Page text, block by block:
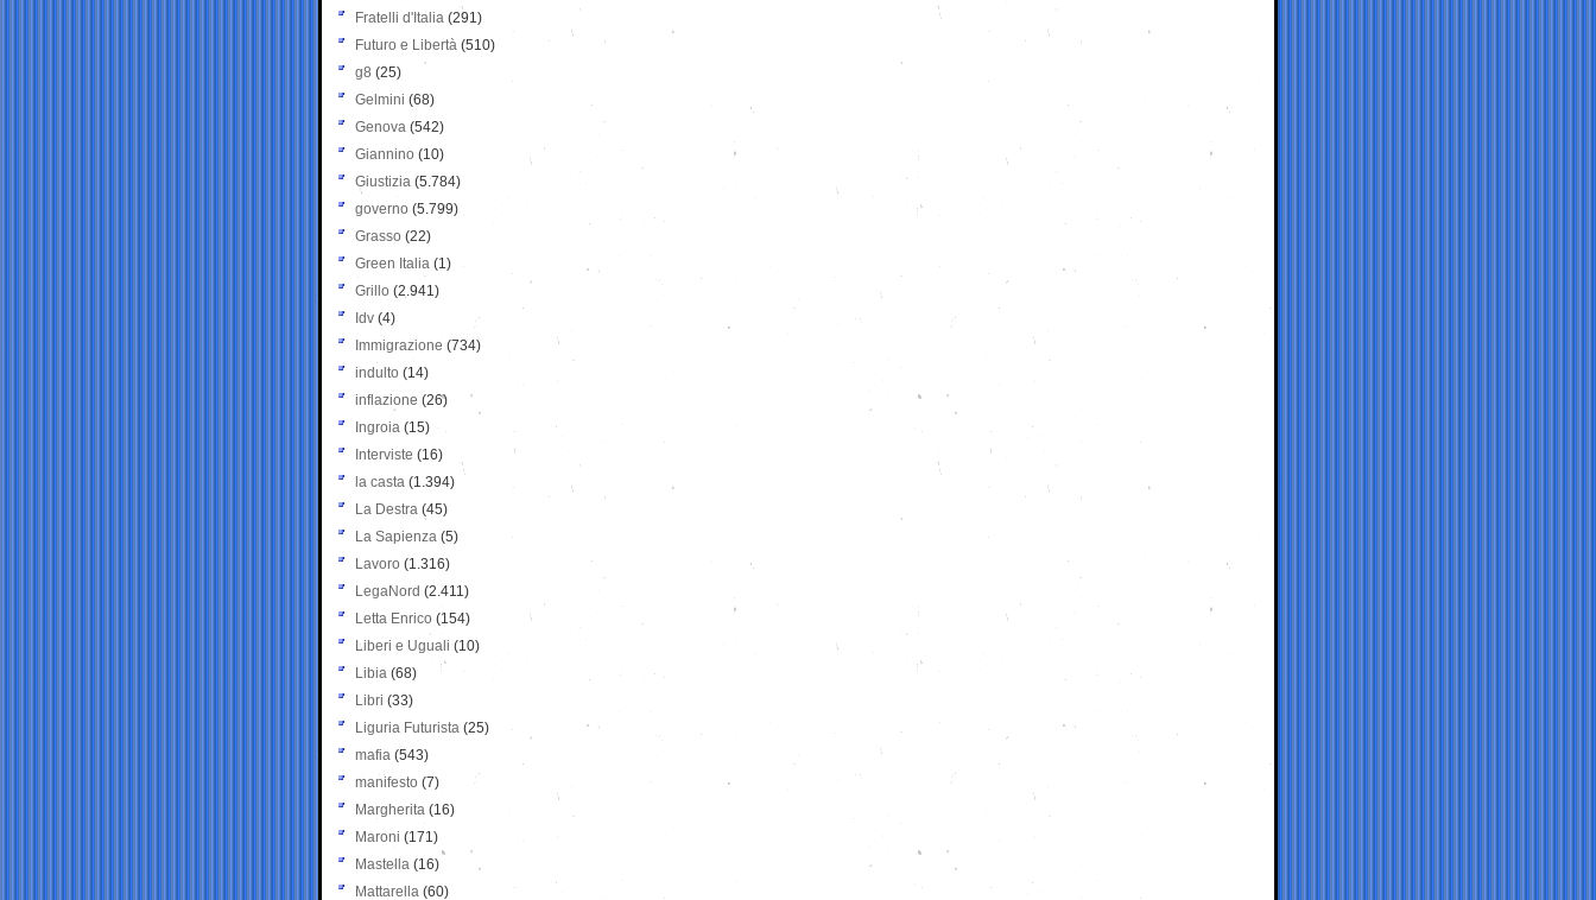
Fratelli d'Italia (291)
Futuro e Libertà (510)
g8 (25)
Gelmini (68)
Genova (542)
Giannino (10)
Giustizia (5.784)
governo (5.799)
Grasso (22)
Green Italia (1)
Grillo (2.941)
Idv (4)
Immigrazione (734)
indulto (14)
inflazione (26)
Ingroia (15)
Interviste (16)
la casta (1.394)
La Destra (45)
La Sapienza (5)
Lavoro (1.316)
LegaNord (2.411)
Letta Enrico (154)
Liberi e Uguali (10)
Libia (68)
Libri (33)
Liguria Futurista (25)
mafia (543)
manifesto (7)
Margherita (16)
Maroni (171)
Mastella (16)
Mattarella (60)